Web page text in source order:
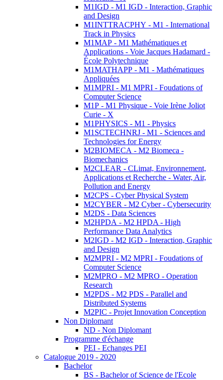
M1IGD - M1 IGD - Interaction, Graphic
and Design
M1INTTRACPHY - M1 - International
Track in Physics
M1MAP - M1 Mathématiques et
Applications - Voie Jacques Hadamard -
École Polytechnique
M1MATHAPP - M1 - Mathématiques
Appliquées
M1MPRI - M1 MPRI - Foudations of
Computer Science
M1P - M1 Physique - Voie Irène Joliot
Curie - X
M1PHYSICS - M1 - Physics
M1SCTECHNRJ - M1 - Sciences and
Technologies for Energy
M2BIOMECA - M2 Biomeca -
Biomechanics
M2CLEAR - CLimat, Environnement,
Applications et Recherche - Water, Air,
Pollution and Energy
M2CPS - Cyber Physical System
M2CYBER - M2 Cyber - Cybersecurity
M2DS - Data Sciences
M2HPDA - M2 HPDA - High
Performance Data Analytics
M2IGD - M2 IGD - Interaction, Graphic
and Design
M2MPRI - M2 MPRI - Foudations of
Computer Science
M2MPRO - M2 MPRO - Operation
Research
M2PDS - M2 PDS - Parallel and
Distributed Systems
M2PIC - Projet Innovation Conception
Non Diplomant
ND - Non Diplomant
Programme d'échange
PEI - Echanges PEI
Catalogue 2019 - 2020
Bachelor
BS - Bachelor of Science de l'Ecole